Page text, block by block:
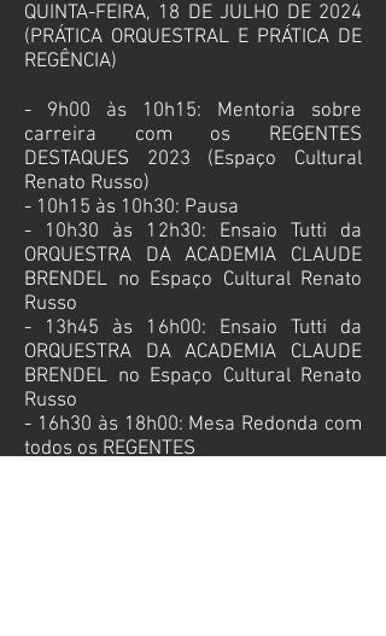
QUINTA-FEIRA, 18 DE JULHO DE 2024
(PRÁTICA ORQUESTRAL E PRÁTICA DE
REGÊNCIA)
- 9h00 às 10h15: Mentoria sobre
carreira com os REGENTES
DESTAQUES 2023 (Espaço Cultural
Renato Russo)
- 10h15 às 10h30: Pausa
- 10h30 às 12h30: Ensaio Tutti da
ORQUESTRA DA ACADEMIA CLAUDE
BRENDEL no Espaço Cultural Renato
Russo
- 13h45 às 16h00: Ensaio Tutti da
ORQUESTRA DA ACADEMIA CLAUDE
BRENDEL no Espaço Cultural Renato
Russo
- 16h30 às 18h00: Mesa Redonda com
todos os REGENTES